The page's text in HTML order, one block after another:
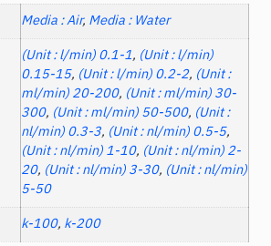
Media : Air, Media : Water
(Unit : l/min) 0.1-1, (Unit : l/min)
0.15-15, (Unit : l/min) 0.2-2, (Unit :
ml/min) 20-200, (Unit : ml/min) 30-
300, (Unit : ml/min) 50-500, (Unit :
nl/min) 0.3-3, (Unit : nl/min) 0.5-5,
(Unit : nl/min) 1-10, (Unit : nl/min) 2-
20, (Unit : nl/min) 3-30, (Unit : nl/min)
5-50
k-100, k-200